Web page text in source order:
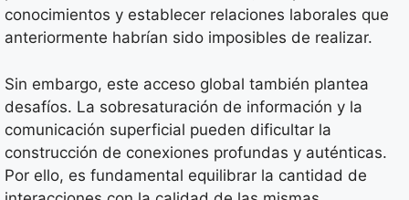
conocimientos y establecer relaciones laborales que
anteriormente habrían sido imposibles de realizar.
Sin embargo, este acceso global también plantea
desafíos. La sobresaturación de información y la
comunicación superficial pueden dificultar la
construcción de conexiones profundas y auténticas.
Por ello, es fundamental equilibrar la cantidad de